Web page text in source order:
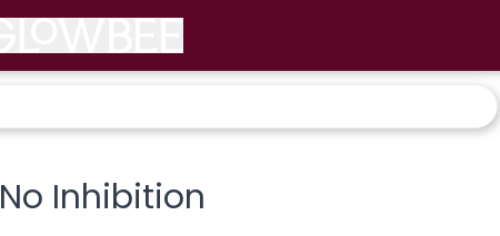
No Inhibition